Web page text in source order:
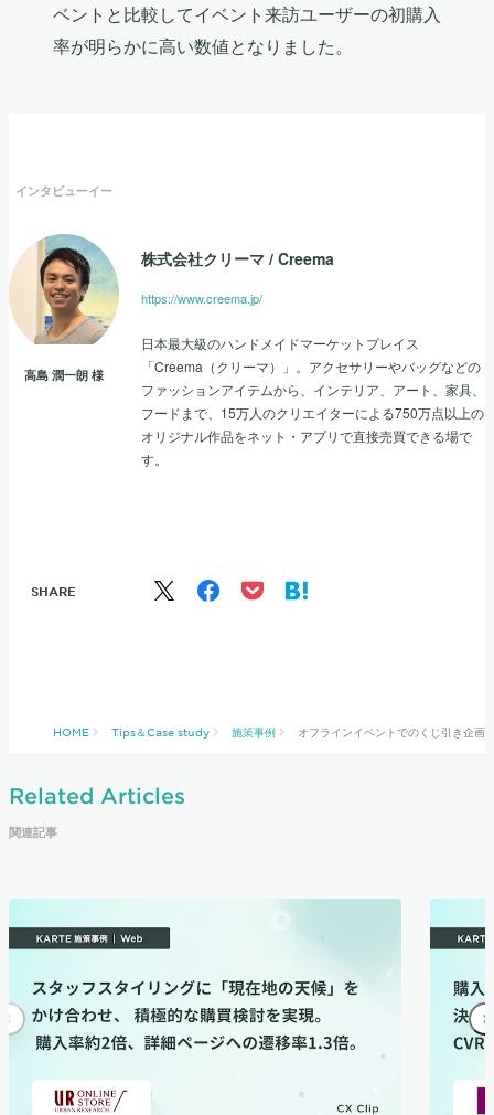
ベントと比較してイベント来訪ユーザーの初購入
率が明らかに高い数値となりました。
インタビューイー
高島 潤一朗 様
株式会社クリーマ / Creema
https://www.creema.jp/
日本最大級のハンドメイドマーケットプレイス
「Creema（クリーマ）」。アクセサリーやバッグなどの
ファッションアイテムから、インテリア、アート、家具、
フードまで、15万人のクリエイターによる750万点以上の
オリジナル作品をネット・アプリで直接売買できる場で
す。
SHARE
HOME Tips＆Case study 施策事例 オフラインイベントでのくじ引き企
Related Articles
関連記事